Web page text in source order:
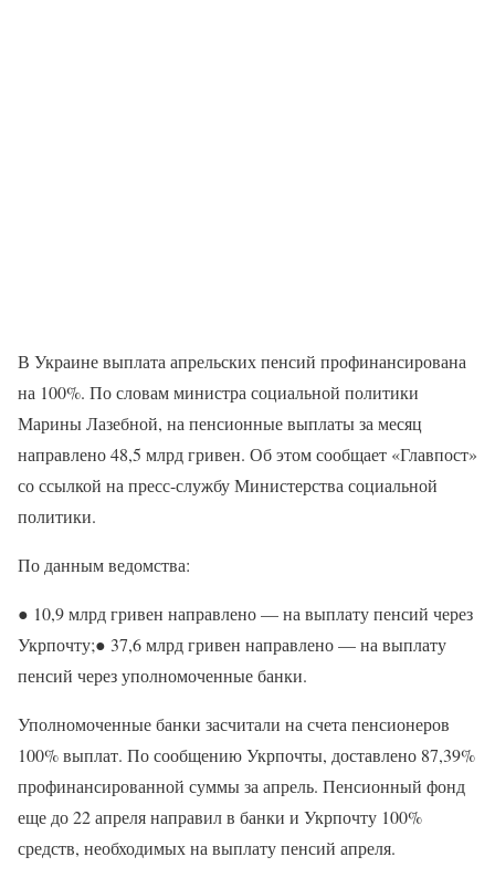
В Украине выплата апрельских пенсий профинансирована
на 100%. По словам министра социальной политики
Марины Лазебной, на пенсионные выплаты за месяц
направлено 48,5 млрд гривен. Об этом сообщает «Главпост»
со ссылкой на пресс-службу Министерства социальной
политики.
По данным ведомства:
● 10,9 млрд гривен направлено — на выплату пенсий через
Укрпочту;● 37,6 млрд гривен направлено — на выплату
пенсий через уполномоченные банки.
Уполномоченные банки засчитали на счета пенсионеров
100% выплат. По сообщению Укрпочты, доставлено 87,39%
профинансированной суммы за апрель. Пенсионный фонд
еще до 22 апреля направил в банки и Укрпочту 100%
средств, необходимых на выплату пенсий апреля.